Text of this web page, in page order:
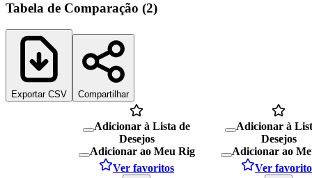
Tabela de Comparação (2)
Exportar CSV Compartilhar
Adicionar à Lista de
Desejos
Adicionar ao Meu Rig
Ver favoritos
Adicionar à
Desejos
Adicionar ao
Ver